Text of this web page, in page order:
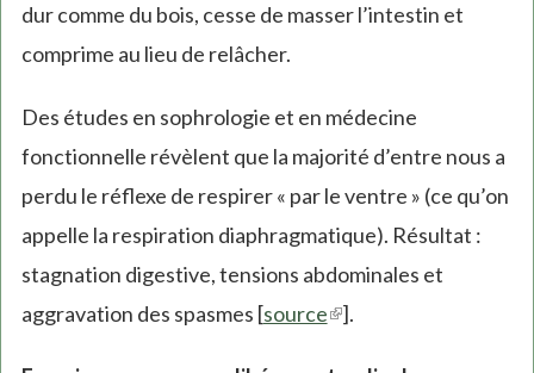
dur comme du bois, cesse de masser l’intestin et
comprime au lieu de relâcher.
Des études en sophrologie et en médecine
fonctionnelle révèlent que la majorité d’entre nous a
perdu le réflexe de respirer « par le ventre » (ce qu’on
appelle la respiration diaphragmatique). Résultat :
stagnation digestive, tensions abdominales et
aggravation des spasmes [source(link
].